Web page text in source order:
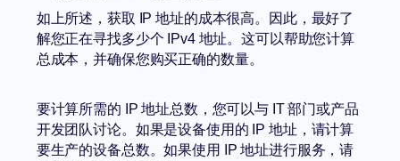
如上所述，获取 IP 地址的成本很高。因此，最好了
解您正在寻找多少个 IPv4 地址。这可以帮助您计算
总成本，并确保您购买正确的数量。
要计算所需的 IP 地址总数，您可以与 IT 部门或产品
开发团队讨论。如果是设备使用的 IP 地址，请计算
要生产的设备总数。如果使用 IP 地址进行服务，请